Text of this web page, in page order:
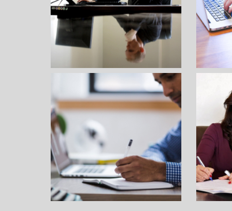
DIRECTORES DE INSTITUCIONES
COORDINADORES ACADÉMICOS